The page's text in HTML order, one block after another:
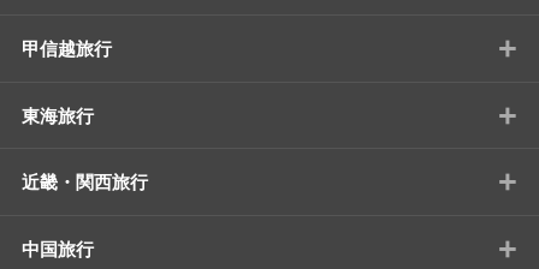
甲信越旅行 +
東海旅行 +
近畿・関西旅行 +
中国旅行 +